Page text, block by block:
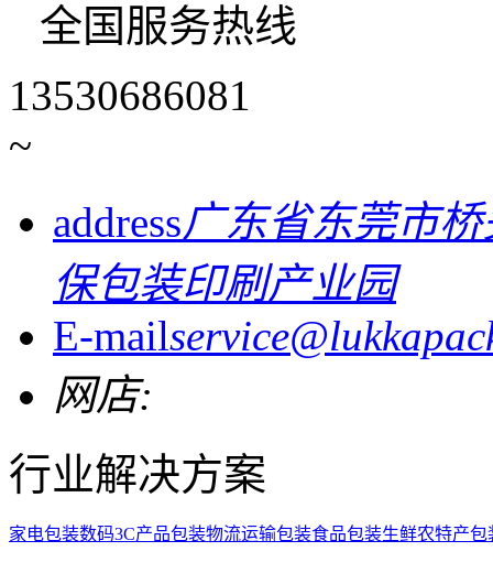
全国服务热线
13530686081
~
address广东省东莞市
保包装印刷产业园
E-mail
网店:
行业解决方案
家电包装数码3C产品包装物流运输包装食品包装生鲜农特产包